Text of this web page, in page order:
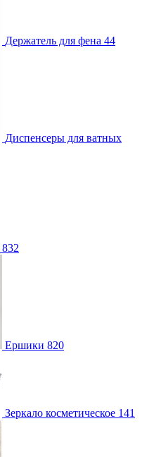
Держатель для фена 44
Диспенсеры для ватных
832
Ершики 820
Зеркало косметическое 141